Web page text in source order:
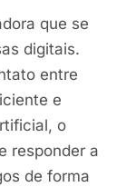
que se
digitais.
entre
e
o
responder a
de forma